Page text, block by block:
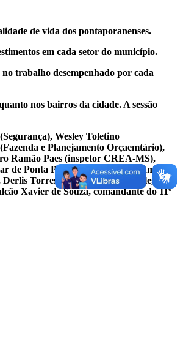
de vida dos pontaporanenses.
em cada setor do município.
trabalho desempenhado por cada
nos bairros da cidade. A sessão
Wesley Toletino
e Planejamento Orçaemtário),
Ramão Paes (inspetor CREA-MS),
Ponta Porã), concejal departamental
Torres, Cenir da Silveira delegado
Xavier de Souza, comandante do 11º